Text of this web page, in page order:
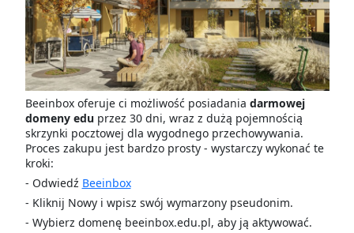
Beeinbox oferuje ci możliwość posiadania darmowej
domeny eduprzez 30 dni, wraz z dużą pojemnością
skrzynki pocztowej dla wygodnego przechowywania.
Proces zakupu jest bardzo prosty - wystarczy wykonać te
kroki:
- Odwiedź Beeinbox
- Kliknij Nowy i wpisz swój wymarzony pseudonim.
- Wybierz domenę beeinbox.edu.pl, aby ją aktywować.